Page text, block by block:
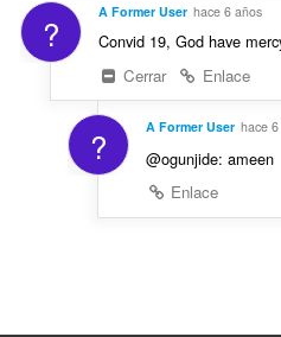
? A Former User hace 6 años
Convid 19, God have
Cerrar
Enlace
? A Former User hace
@ogunjide: ameen
Enlace